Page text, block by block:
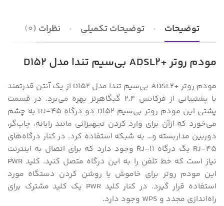
توضیحات توضیحات تکمیلی نظرات (0)
مودم روتر +ADSL2 بی‌سیم تندا مدل D152
مودم روتر +ADSL2 بی‌سیم تندا مدل D152 از یک آنتن قدرتمند
با پشتیبانی از فرکانس 2.4 گیگاهرتز بهره می‌برد. در قسمت
پشتی این مودم روتر بی‌سیم D152 دو درگاه RJ-45 به چشم
می‌خورد که از‌آن برای وارد کردن تجهیزاتی مانند رایانه، چاپ‌گر،
دوربین‌ مداربسته و… به شبکه استفاده کرد. در کنار درگاه‌های
RJ-45 یگ درگاه RJ-11 وجود دارد که برای اتصال به اینترنت
نیاز است که خط تلفن را به این درگاه متصل کنید. کلید PWR
این مودم روتر برای خاموش یا روشن کردن دستگاه مورد
استفاده قرار گیرد. در کنار کلید PWR یک کلید مشترک برای
راه‌اندازی مجدد و WPS وجود دارد.